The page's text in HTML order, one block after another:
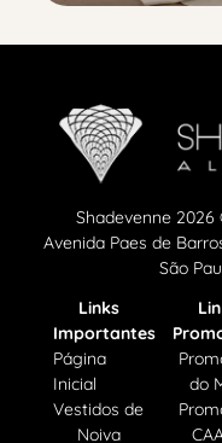
Shadevenne
Avenida Paes de
São
Links
Importantes
Página
Inicial
Vestidos de
Noiva
do